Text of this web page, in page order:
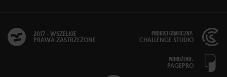
2017 - WSZELKIE
PRAWA ZASTRZEŻONE
PROJEKT GRAFICZNY:
CHALLENGE STUDIO
WDROŻENIE:
PAGEPRO